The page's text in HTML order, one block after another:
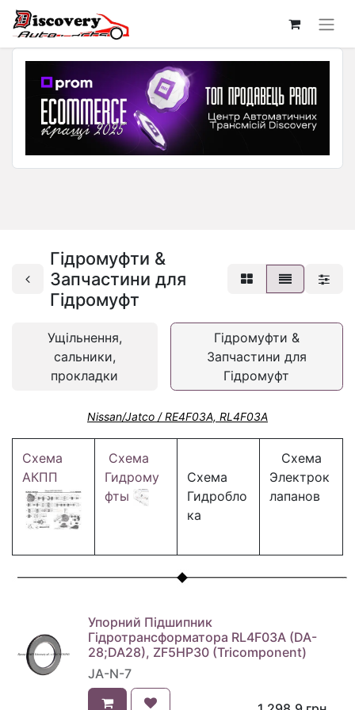
Гідромуфти &
Запчастини для
Гідромуфт
Ущільнення,
сальники,
прокладки
Гідромуфти &
Запчастини для
Гідромуфт
Nissan/Jatco / RE4F03A, RL4F03A
Схема
АКПП
Схема
Гидрому
фты
Схема
Гидробло
ка
Схема
Электрок
лапанов
Упорний Підшипник
Гідротрансформатора RL4F03A (DA-
28;DA28), ZF5HP30 (Tricomponent)
JA-N-7